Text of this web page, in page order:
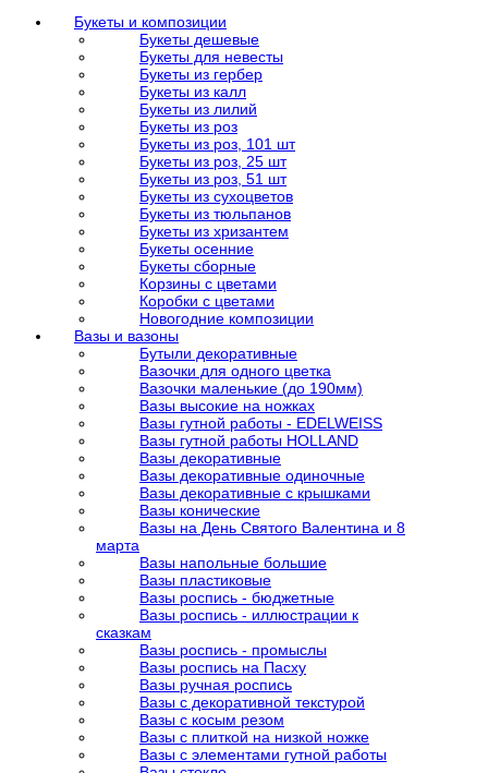
Букеты и композиции
Букеты дешевые
Букеты для невесты
Букеты из гербер
Букеты из калл
Букеты из лилий
Букеты из роз
Букеты из роз, 101 шт
Букеты из роз, 25 шт
Букеты из роз, 51 шт
Букеты из сухоцветов
Букеты из тюльпанов
Букеты из хризантем
Букеты осенние
Букеты сборные
Корзины с цветами
Коробки с цветами
Новогодние композиции
Вазы и вазоны
Бутыли декоративные
Вазочки для одного цветка
Вазочки маленькие (до 190мм)
Вазы высокие на ножках
Вазы гутной работы - EDELWEISS
Вазы гутной работы HOLLAND
Вазы декоративные
Вазы декоративные одиночные
Вазы декоративные с крышками
Вазы конические
Вазы на День Святого Валентина и 8
марта
Вазы напольные большие
Вазы пластиковые
Вазы роспись - бюджетные
Вазы роспись - иллюстрации к
сказкам
Вазы роспись - промыслы
Вазы роспись на Пасху
Вазы ручная роспись
Вазы с декоративной текстурой
Вазы с косым резом
Вазы с плиткой на низкой ножке
Вазы с элементами гутной работы